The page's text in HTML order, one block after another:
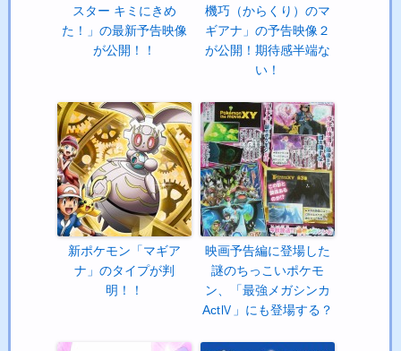
スター キミにきめ
た！」の最新予告映像
が公開！！
機巧（からくり）のマ
ギアナ」の予告映像２
が公開！期待感半端な
い！
新ポケモン「マギア
ナ」のタイプが判
明！！
映画予告編に登場した
謎のちっこいポケモ
ン、「最強メガシンカ
ActⅣ」にも登場する？